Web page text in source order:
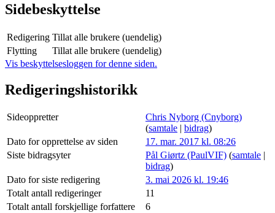
Sidebeskyttelse
Redigering Tillat alle brukere (uendelig)
Flytting
Tillat alle brukere (uendelig)
Vis beskyttelsesloggen for denne siden.
Redigeringshistorikk
Sideoppretter
Chris Nyborg (Cnyborg)
(samtale | bidrag)
Dato for opprettelse av siden
17. mar. 2017 kl. 08:26
Siste bidragsyter
Pål Giørtz (PaulVIF) (samtale |
bidrag)
Dato for siste redigering
3. mai 2026 kl. 19:46
Totalt antall redigeringer
11
Totalt antall forskjellige forfattere
6